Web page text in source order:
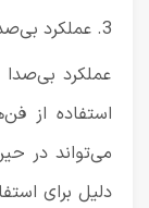
3. عملکرد بی‌صدا
عملکرد
استفاده از
می‌تواند در
دلیل برای